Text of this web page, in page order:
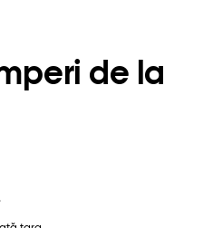
de la